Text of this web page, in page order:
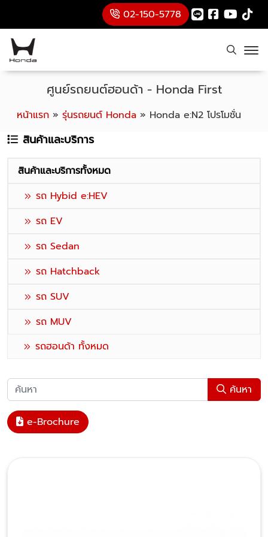
02-150-5778
หน้าแรก » รุ่นรถยนต์ Honda » Honda e:N2 โปรโมชั่น
ศูนย์รถยนต์ฮอนด้า - Honda First
สินค้าและบริการ
สินค้าและบริการทั้งหมด
รถ Hybid e:HEV
รถ EV
รถ Sedan
รถ Hatchback
รถ SUV
รถ MUV
รถฮอนด้า ทั้งหมด
ค้นหา
e-Brochure